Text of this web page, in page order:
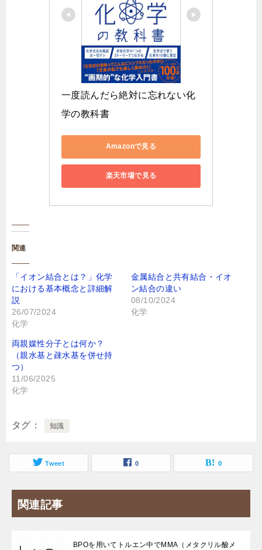
一度読んだら絶対に忘れない化
学の教科書
Amazonで見る
楽天市場で見る
関連
「イオン結合とは？」化学
における基本概念と詳細解
説
26/07/2024
化学
金属結合と共有結合・イオ
ン結合の違い
08/10/2024
化学
両親媒性分子とは何か？
（親水基と疎水基を併せ持
つ）
11/06/2025
化学
タグ 知識
Tweet 0 0
関連記事
BPOを用いてトルエン中でMMA（メタクリル酸メ